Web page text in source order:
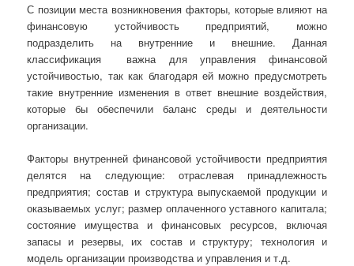
С позиции места возникновения факторы, которые влияют на
финансовую устойчивость предприятий, можно
подразделить на внутренние и внешние. Данная
классификация важна для управления финансовой
устойчивостью, так как благодаря ей можно предусмотреть
такие внутренние изменения в ответ внешние воздействия,
которые бы обеспечили баланс среды и деятельности
организации.
Факторы внутренней финансовой устойчивости предприятия
делятся на следующие: отраслевая принадлежность
предприятия; состав и структура выпускаемой продукции и
оказываемых услуг; размер оплаченного уставного капитала;
состояние имущества и финансовых ресурсов, включая
запасы и резервы, их состав и структуру; технология и
модель организации производства и управления и т.д.